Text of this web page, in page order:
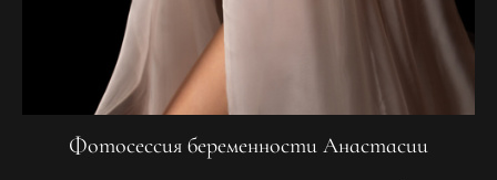
Фотосессия беременности Анастасии